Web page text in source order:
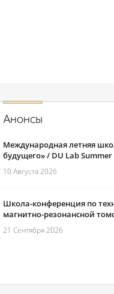
Анонсы
Международная летняя
будущего» / DU Lab Summer
10 Августа 2026
Школа-конференция по
магнитно-резонансной
21 Сентября 2026